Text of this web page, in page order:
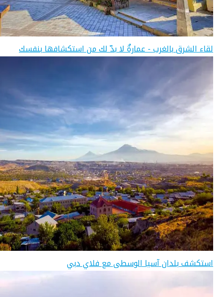
لقاء الشرق بالغرب - عمارةٌ لا بدّ لك من استكشافها بنفسك
استكشف بلدان آسيا الوسطى مع فلاي دبي